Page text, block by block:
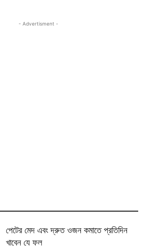
- Advertisment -
পেটের মেদ এবং দ্রুত ওজন কমাতে প্রতিদিন
খাবেন যে ফল